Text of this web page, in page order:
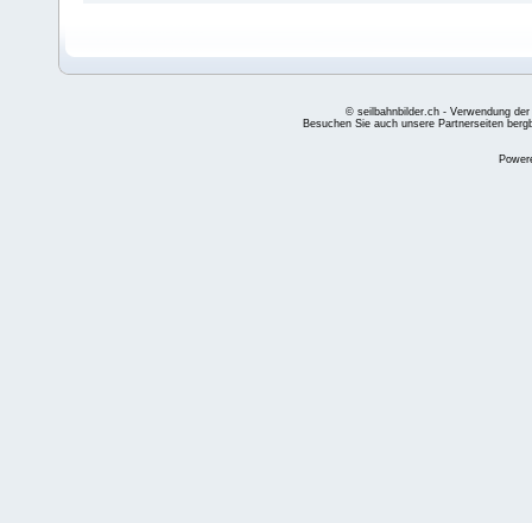
© seilbahnbilder.ch - Verwendung
Besuchen Sie auch unsere Partnerseiten